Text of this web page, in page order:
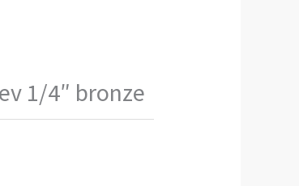
1/4″ bronze